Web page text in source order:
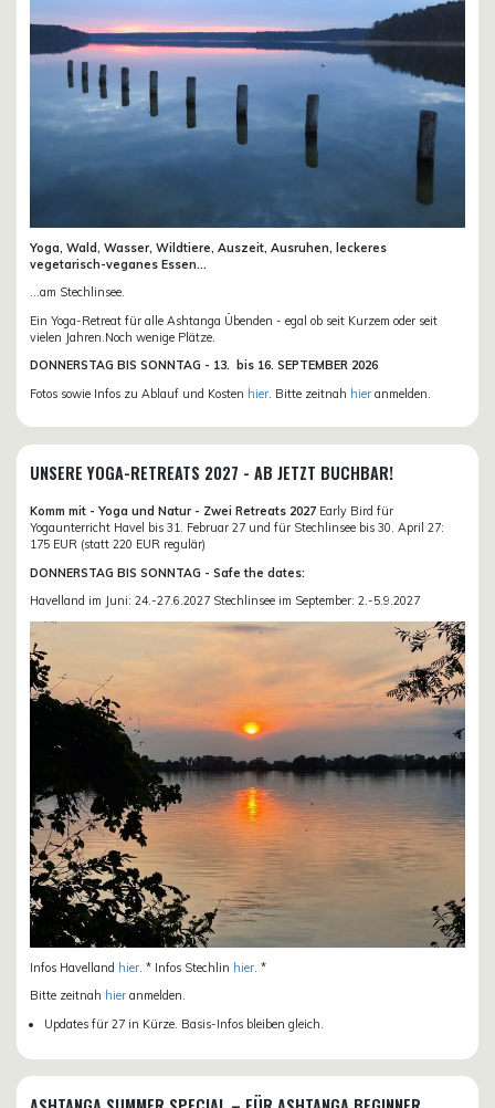
Yoga, Wald, Wasser, Wildtiere, Auszeit, Ausruhen, leckeres
vegetarisch-veganes Essen...
...am Stechlinsee.
Ein Yoga-Retreat für alle Ashtanga Übenden - egal ob seit Kurzem oder seit
vielen Jahren.Noch wenige Plätze.
DONNERSTAG BIS SONNTAG - 13. bis 16. SEPTEMBER 2026
Fotos sowie Infos zu Ablauf und Kosten hier . Bitte zeitnah hier anmelden.
UNSERE YOGA-RETREATS 2027 - AB JETZT BUCHBAR!
Komm mit - Yoga und Natur - Zwei Retreats 2027 Early Bird für
Yogaunterricht Havel bis 31. Februar 27 und für Stechlinsee bis 30. April 27:
175 EUR (statt 220 EUR regulär)
DONNERSTAG BIS SONNTAG - Safe the dates:
Havelland im Juni: 24.-27.6.2027 Stechlinsee im September: 2.-5.9.2027
Infos Havelland hier . * Infos Stechlin hier . *
Bitte zeitnah hier anmelden.
Updates für 27 in Kürze. Basis-Infos bleiben gleich.